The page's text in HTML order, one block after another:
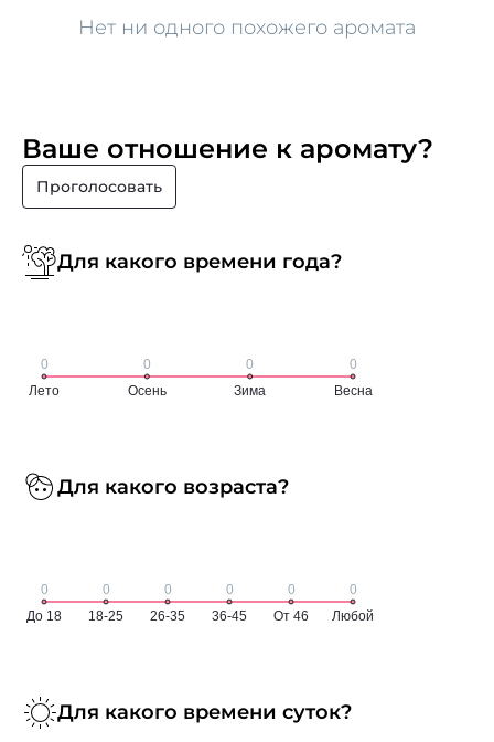
Нет ни одного похожего аромата
Ваше отношение к аромату?
Проголосовать
Для какого времени года?
Для какого возраста?
Для какого времени суток?